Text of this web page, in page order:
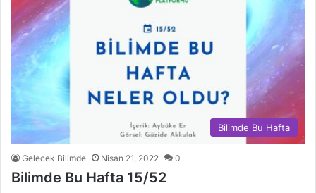
Bilimde Bu Hafta
Gelecek Bilimde Nisan 21, 2022 0
Bilimde Bu Hafta 15/52